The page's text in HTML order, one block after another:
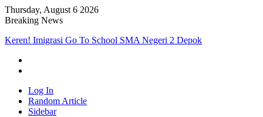
Thursday, August 6 2026
Breaking News
Keren! Imigrasi Go To School SMA Negeri 2 Depok
Log In
Random Article
Sidebar